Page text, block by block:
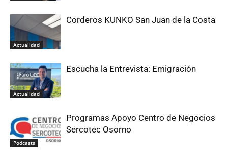
Actualidad
Corderos KUNKO San Juan de la Costa
Actualidad
Escucha la Entrevista: Emigración
Podcasts
Programas Apoyo Centro de Negocios
Sercotec Osorno